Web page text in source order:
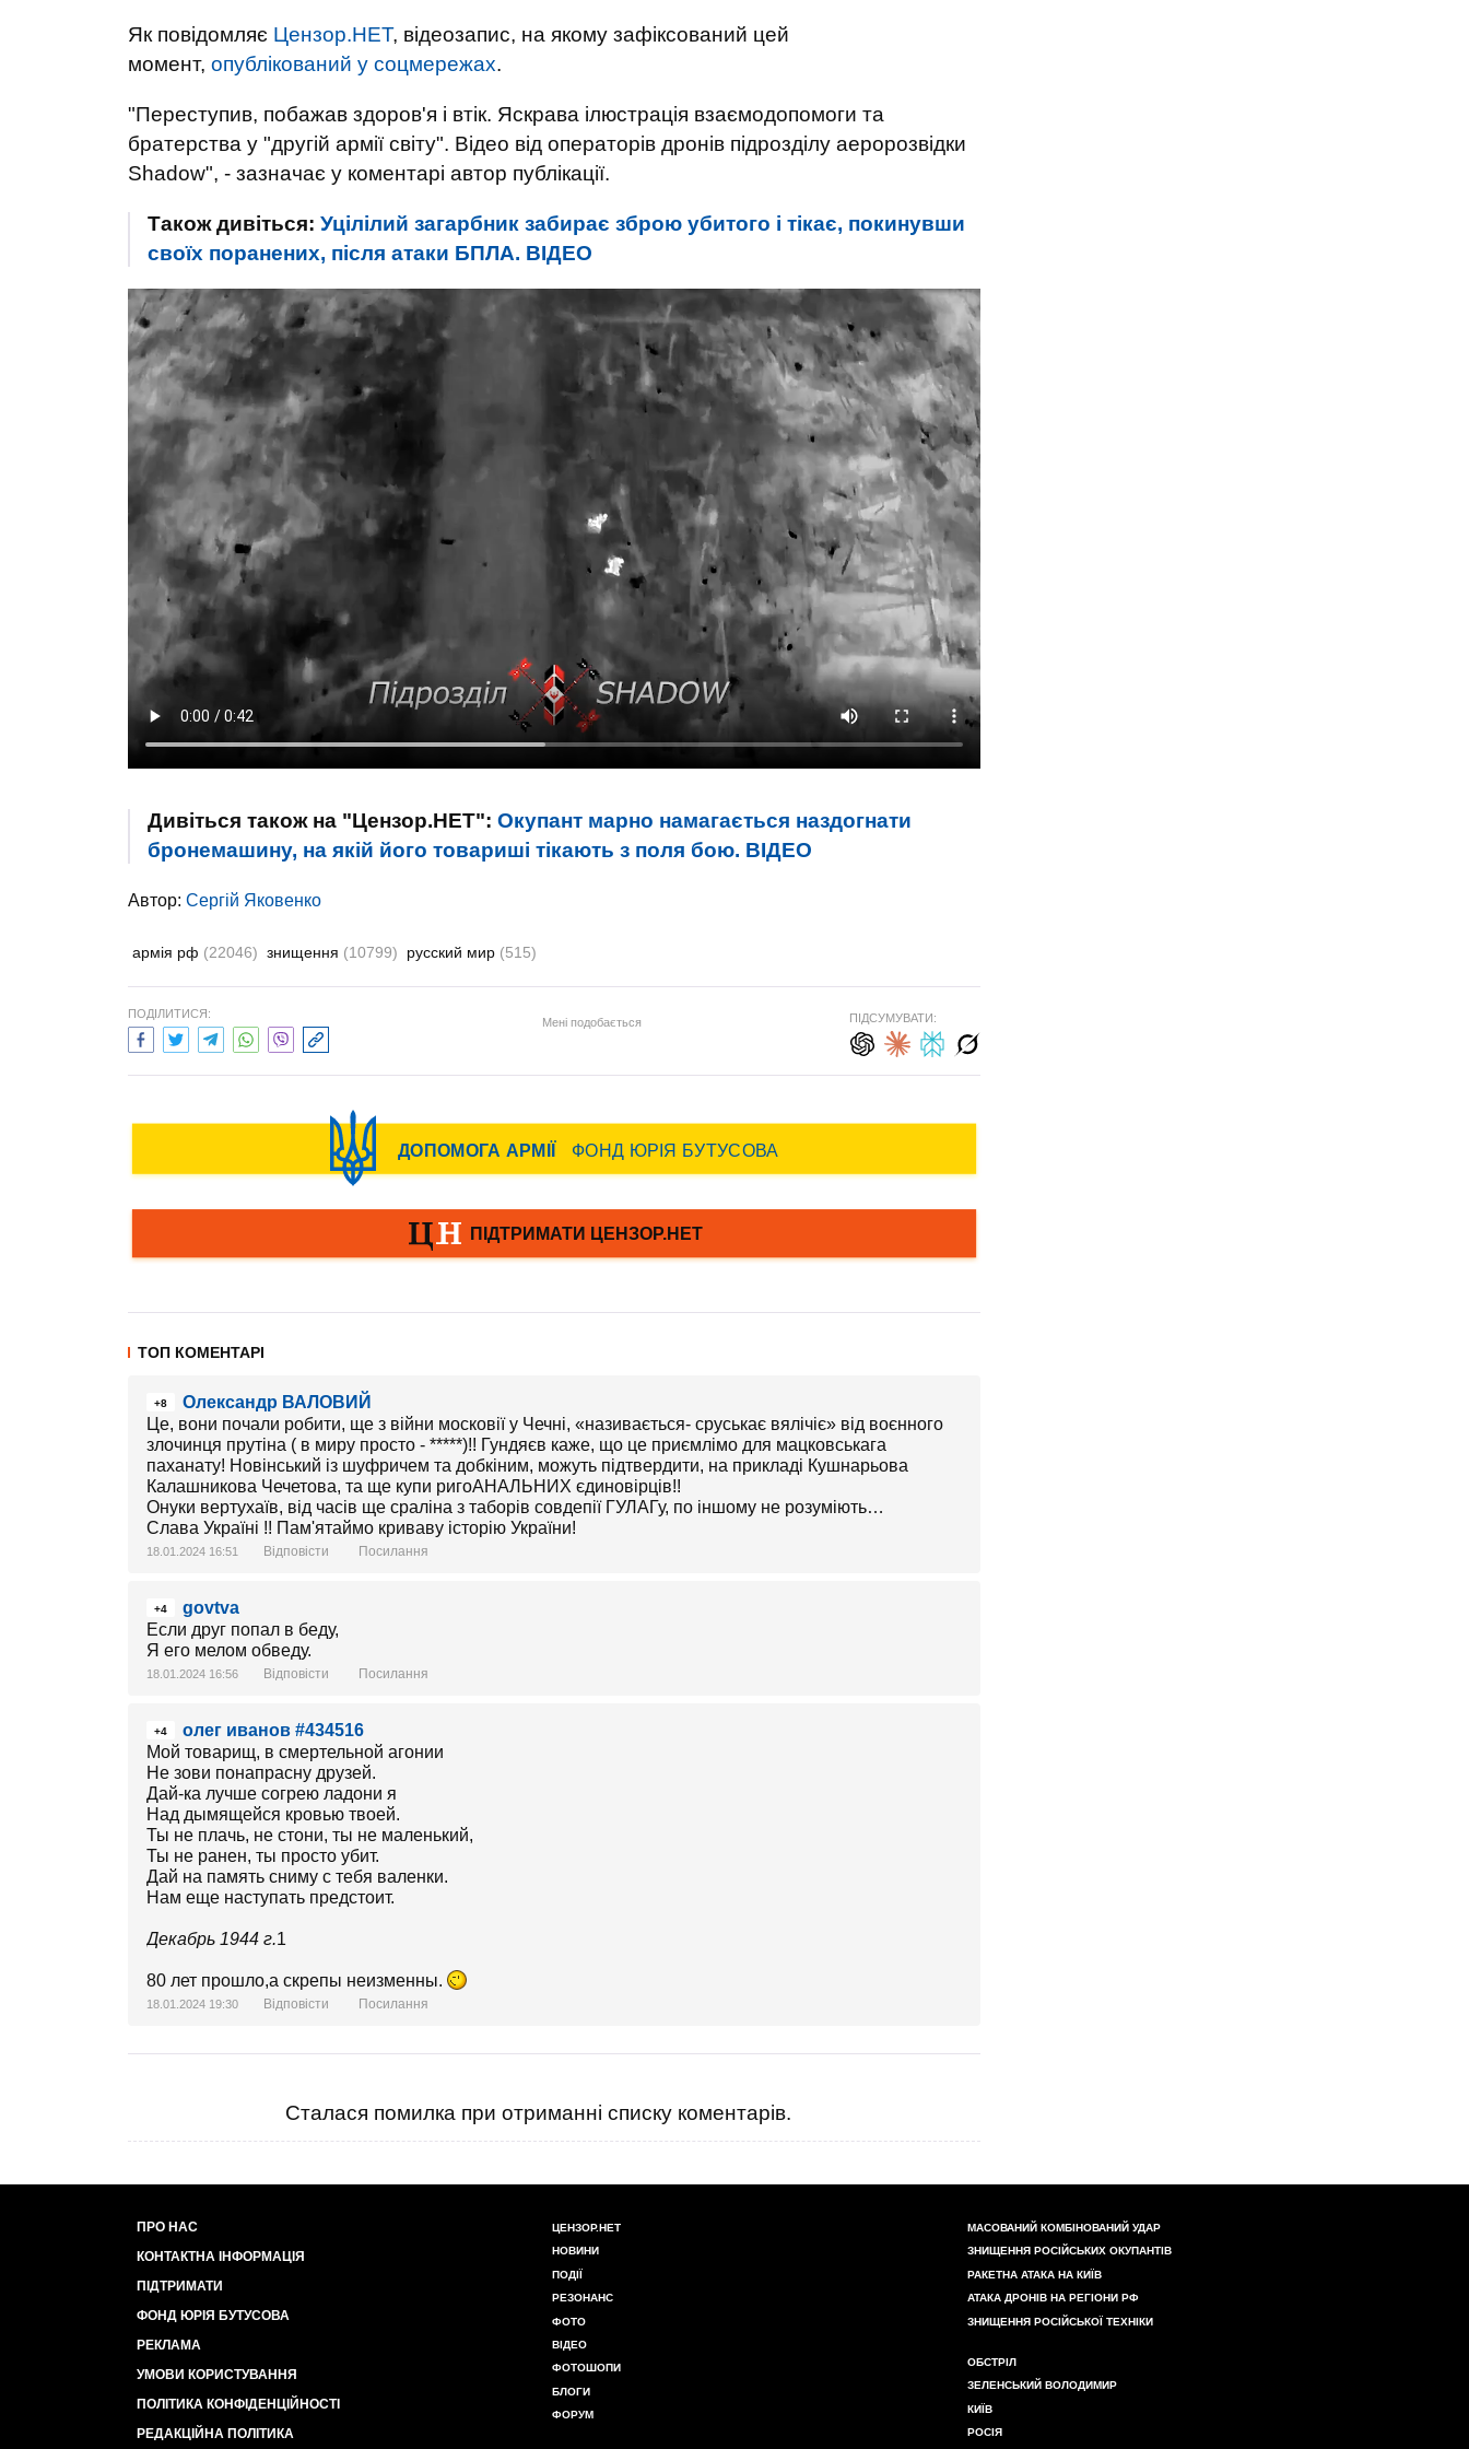
Як повідомляє Цензор.НЕТ, відеозапис, на якому зафіксований цей
момент, опублікований у соцмережах.
"Переступив, побажав здоров'я і втік. Яскрава ілюстрація взаємодопомоги та
братерства у "другій армії світу". Відео від операторів дронів підрозділу аеророзвідки
Shadow", - зазначає у коментарі автор публікації.
Також дивіться: Уцілілий загарбник забирає зброю убитого і тікає, покинувши
своїх поранених, після атаки БПЛА. ВIДЕО
Дивіться також на "Цензор.НЕТ": Окупант марно намагається наздогнати
бронемашину, на якій його товариші тікають з поля бою. ВIДЕО
Автор: Сергій Яковенко
армія рф (22046) знищення (10799) русский мир (515)
ПОДІЛИТИСЯ:
Мені подобається ПІДСУМУВАТИ:
ТОП КОМЕНТАРІ
+8
Олександр ВАЛОВИЙ
Це, вони почали робити, ще з війни московії у Чечні, «називається- сруськає вялічіє» від воєнного
злочинця прутіна ( в миру просто - *****)!! Гундяєв каже, що це приємлімо для мацковськага
паханату! Новінський із шуфричем та добкіним, можуть підтвердити, на прикладі Кушнарьова
Калашникова Чечетова, та ще купи ригоАНАЛЬНИХ єдиновірців!!
Онуки вертухаїв, від часів ще сраліна з таборів совдепії ГУЛАГу, по іншому не розуміють…
Слава Україні !! Пам'ятаймо криваву історію України!
18.01.2024 16:51 Відповісти Посилання
+4
govtva
Если друг попал в беду,
Я его мелом обведу.
18.01.2024 16:56 Відповісти Посилання
+4
олег иванов #434516
Мой товарищ, в смертельной агонии
Не зови понапрасну друзей.
Дай-ка лучше согрею ладони я
Над дымящейся кровью твоей.
Ты не плачь, не стони, ты не маленький,
Ты не ранен, ты просто убит.
Дай на память сниму с тебя валенки.
Нам еще наступать предстоит.
Декабрь 1944 г.1
80 лет прошло,а скрепы неизменны.
18.01.2024 19:30 Відповісти Посилання
Сталася помилка при отриманні списку коментарів.
ПРО НАС
КОНТАКТНА ІНФОРМАЦІЯ
ПІДТРИМАТИ
ФОНД ЮРІЯ БУТУСОВА
РЕКЛАМА
УМОВИ КОРИСТУВАННЯ
ПОЛІТИКА КОНФІДЕНЦІЙНОСТІ
РЕДАКЦІЙНА ПОЛІТИКА
ЦЕНЗОР.НЕТ
НОВИНИ
ПОДІЇ
РЕЗОНАНС
ФОТО
ВІДЕО
ФОТОШОПИ
БЛОГИ
ФОРУМ
МАСОВАНИЙ КОМБІНОВАНИЙ УДАР
ЗНИЩЕННЯ РОСІЙСЬКИХ ОКУПАНТІВ
РАКЕТНА АТАКА НА КИЇВ
АТАКА ДРОНІВ НА РЕГІОНИ РФ
ЗНИЩЕННЯ РОСІЙСЬКОЇ ТЕХНІКИ
ОБСТРІЛ
ЗЕЛЕНСЬКИЙ ВОЛОДИМИР
КИЇВ
РОСІЯ